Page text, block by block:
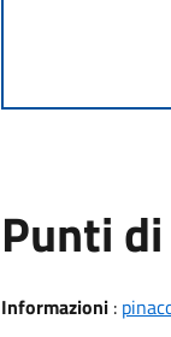
Punti
Informazioni: